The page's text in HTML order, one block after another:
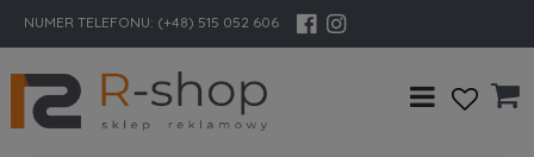
NUMER TELEFONU: (+48) 515 052 606